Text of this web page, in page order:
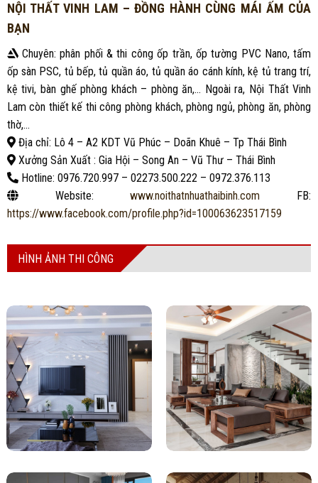
NỘI THẤT VINH LAM – ĐỒNG HÀNH CÙNG MÁI ẤM CỦA
BẠN
Chuyên: phân phối & thi công ốp trần, ốp tường PVC Nano, tấm
ốp sàn PSC, tủ bếp, tủ quần áo, tủ quần áo cánh kính, kệ tủ trang trí,
kệ tivi, bàn ghế phòng khách – phòng ăn,… Ngoài ra, Nội Thất Vinh
Lam còn thiết kế thi công phòng khách, phòng ngủ, phòng ăn, phòng
thờ,…
Địa chỉ: Lô 4 – A2 KDT Vũ Phúc – Doãn Khuê – Tp Thái Bình
Xưởng Sản Xuất : Gia Hội – Song An – Vũ Thư – Thái Bình
Hotline: 0976.720.997 – 02273.500.222 – 0972.376.113
Website:www.noithatnhuathaibinh.com FB:
https://www.facebook.com/profile.php?id=100063623517159
HÌNH ẢNH THI CÔNG